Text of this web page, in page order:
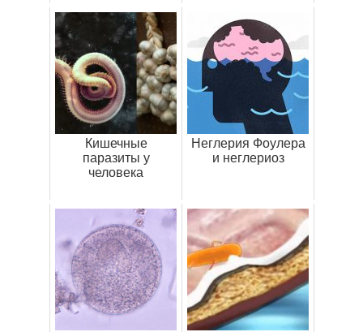
Кишечные
паразиты у
человека
Неглерия Фоулера
и неглериоз